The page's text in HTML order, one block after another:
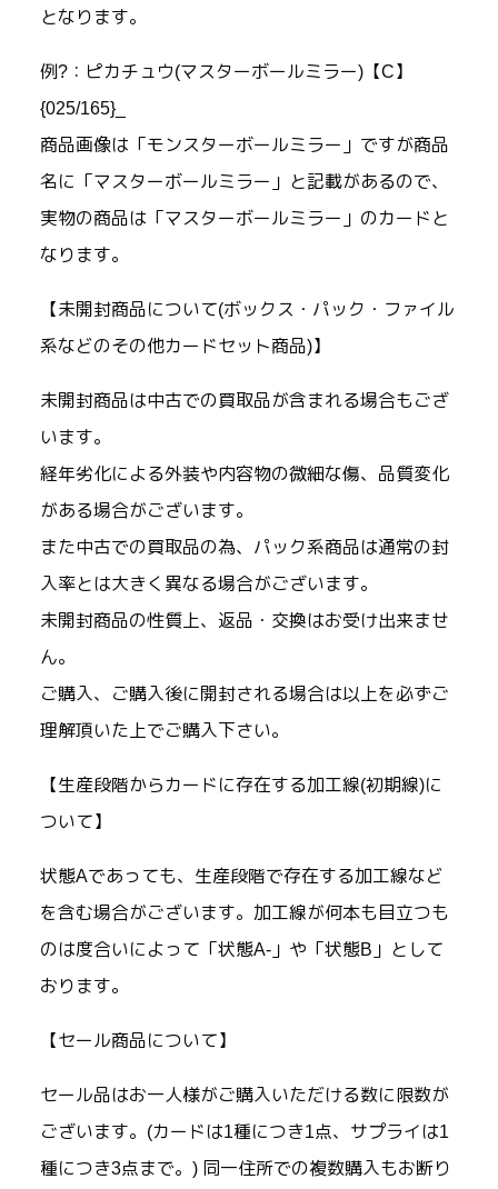
となります。
例?：ピカチュウ(マスターボールミラー)【C】
{025/165}_
商品画像は「モンスターボールミラー」ですが商品
名に「マスターボールミラー」と記載があるので、
実物の商品は「マスターボールミラー」のカードと
なります。
【未開封商品について(ボックス・パック・ファイル
系などのその他カードセット商品)】
未開封商品は中古での買取品が含まれる場合もござ
います。
経年劣化による外装や内容物の微細な傷、品質変化
がある場合がございます。
また中古での買取品の為、パック系商品は通常の封
入率とは大きく異なる場合がございます。
未開封商品の性質上、返品・交換はお受け出来ませ
ん。
ご購入、ご購入後に開封される場合は以上を必ずご
理解頂いた上でご購入下さい。
【生産段階からカードに存在する加工線(初期線)に
ついて】
状態Aであっても、生産段階で存在する加工線など
を含む場合がございます。加工線が何本も目立つも
のは度合いによって「状態A-」や「状態B」として
おります。
【セール商品について】
セール品はお一人様がご購入いただける数に限数が
ございます。(カードは1種につき1点、サプライは1
種につき3点まで。) 同一住所での複数購入もお断り